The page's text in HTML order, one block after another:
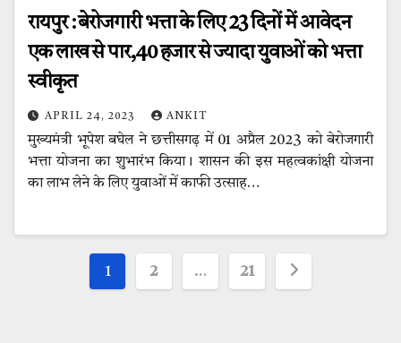
रायपुर : बेरोजगारी भत्ता के लिए 23 दिनों में आवेदन
एक लाख से पार,40 हजार से ज्यादा युवाओं को भत्ता
स्वीकृत
APRIL 24, 2023 ANKIT
मुख्यमंत्री भूपेश बघेल ने छत्तीसगढ़ में 01 अप्रैल 2023 को बेरोजगारी
भत्ता योजना का शुभारंभ किया। शासन की इस महत्वकांक्षी योजना
का लाभ लेने के लिए युवाओं में काफी उत्साह…
Posts
1 2 … 21